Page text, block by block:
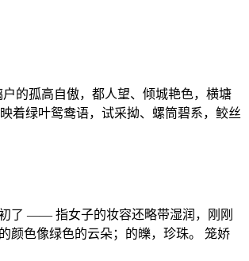
的孤高自傲，都人望、倾城艳色，横塘
着绿叶鸳鸯语，试采拗、螺筒碧系，鲛丝
了 —— 指女子的妆容还略带湿润，刚刚
颜色像绿色的云朵；的皪，珍珠。 笼娇